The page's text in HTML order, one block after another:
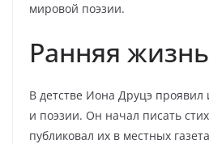
мировой поэзии.
Ранняя
В детстве Иона Друцэ проявил
и поэзии. Он начал писать
публиковал их в местных